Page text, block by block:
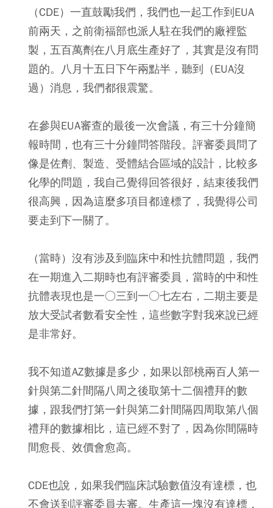
（CDE）一直鼓勵我們，我們也一起工作到EUA
前兩天，之前衛福部也派人駐在我們的廠裡監
製，五百萬劑在八月底生產好了，其實是沒有問
題的。八月十五日下午兩點半，聽到（EUA沒
過）消息，我們都很震驚。
在參與EUA審查的最後一次會議，有三十分鐘簡
報時間，也有三十分鐘問答階段。評審委員問了
像是佐劑、製造、受體結合區域的設計，比較多
化學的問題，我自己覺得回答很好，結束後我們
很高興，因為這麼多項目都達標了，我覺得公司
要走到下一關了。
（當時）沒有涉及到臨床中和性抗體問題，我們
在一期進入二期時也有評審委員，當時的中和性
抗體表現也是一○三到一○七左右，二期主要是
放大受試者數看安全性，這些數字對我來說已經
是非常好。
我不知道AZ數據是多少，如果以部桃兩百人第一
針與第二針間隔八周之後取第十二個禮拜的數
據，跟我們打第一針與第二針間隔四周取第八個
禮拜的數據相比，這已經不對了，因為你間隔時
間愈長、效價會愈高。
CDE也說，如果我們臨床試驗數值沒有達標，也
不會送到評審委員去審。生產這一塊沒有達標，